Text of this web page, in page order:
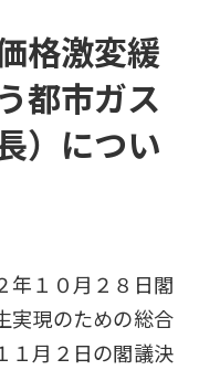
格激変緩
都市ガス
）につい
年１０月２８日閣
実現のための総合
１月２日の閣議決